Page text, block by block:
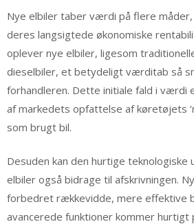
Nye elbiler taber værdi på flere måder,
deres langsigtede økonomiske
oplever nye elbiler, ligesom
dieselbiler, et betydeligt værditab så
forhandleren. Dette initiale fald i værdi
af markedets opfattelse af køretøjets
som brugt bil.
Desuden kan den hurtige teknologiske
elbiler også bidrage til afskrivningen.
forbedret rækkevidde, mere effektive
avancerede funktioner kommer hurtigt